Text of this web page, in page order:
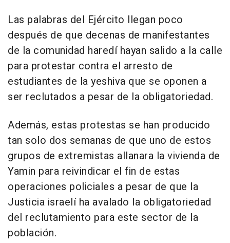
Las palabras del Ejército llegan poco
después de que decenas de manifestantes
de la comunidad haredí hayan salido a la calle
para protestar contra el arresto de
estudiantes de la yeshiva que se oponen a
ser reclutados a pesar de la obligatoriedad.
Además, estas protestas se han producido
tan solo dos semanas de que uno de estos
grupos de extremistas allanara la vivienda de
Yamin para reivindicar el fin de estas
operaciones policiales a pesar de que la
Justicia israelí ha avalado la obligatoriedad
del reclutamiento para este sector de la
población.